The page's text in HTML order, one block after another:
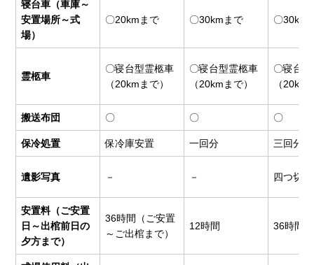
寝台車（車庫～
安置場所～式
場）
〇20kmまで 〇30kmまで 〇30km
霊柩車
〇寝台型霊柩車
（20kmまで）
〇寝台型霊柩車
（20kmまで）
〇寝台
（20km
搬送布団 〇 〇 〇
保冷処置 保冷庫安置 一回分 三回分
遺影写真 － － 四つ切
安置料（ご安置
日～出棺前日の
夕方まで）
36時間（ご安置
～ご出棺まで）
12時間 36時間